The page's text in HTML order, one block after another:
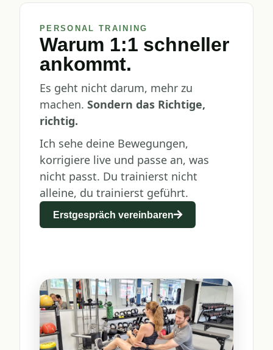
PERSONAL TRAINING
Warum 1:1 schneller
ankommt.
Es geht nicht darum, mehr zu
machen. Sondern das Richtige,
richtig.
Ich sehe deine Bewegungen,
korrigiere live und passe an, was
nicht passt. Du trainierst nicht
alleine, du trainierst geführt.
Erstgespräch vereinbaren